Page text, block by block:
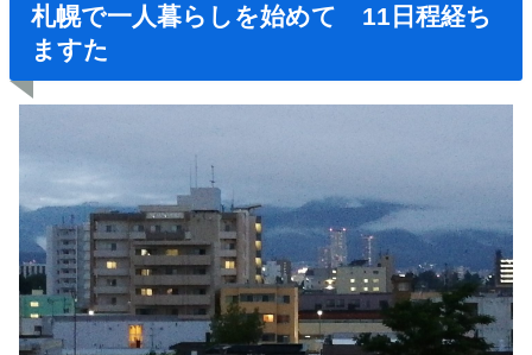
札幌で一人暮らしを始めて 11日程経ち
ますた